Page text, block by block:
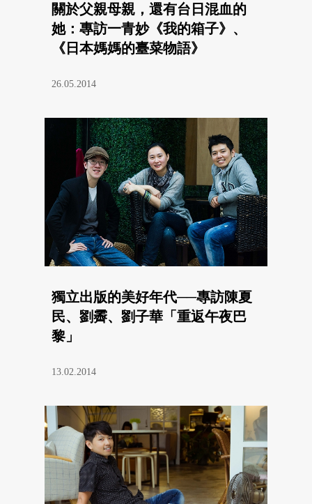
關於父親母親，還有台日混血的
她：專訪一青妙《我的箱子》、
《日本媽媽的臺菜物語》
26.05.2014
獨立出版的美好年代──專訪陳夏
民、劉霽、劉子華「重返午夜巴
黎」
13.02.2014